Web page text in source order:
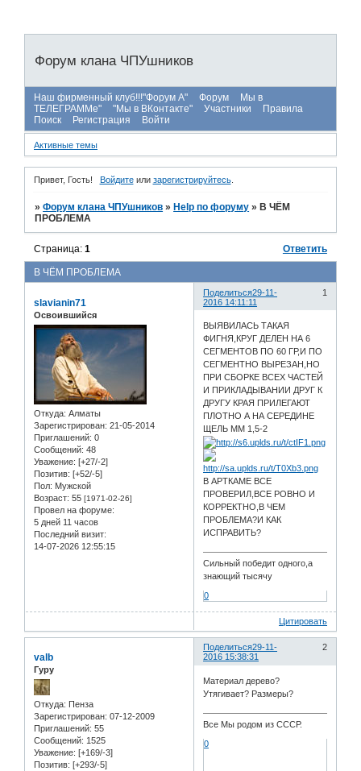
Форум клана ЧПУшников
Наш фирменный клуб!!!"Форум А" Форум
Мы в
ТЕЛЕГРАММе"
"Мы в ВКонтакте" Участники
Правила
Поиск
Регистрация Войти
Активные темы
Привет, Гость! Войдитеили зарегистрируйтесь.
»Форум клана ЧПУшников » Help по форуму » В ЧЁМ
ПРОБЛЕМА
В ЧЁМ ПРОБЛЕМА
Страница:1 Ответить
Поделиться 1
29-11-
2016 14:11:11
slavianin71
Освоившийся
Откуда: Алматы
Зарегистрирован: 21-05-2014
Приглашений: 0
Сообщений: 48
Уважение: [+27/-2]
Позитив: [+52/-5]
Пол: Мужской
Возраст: 55 [1971-02-26]
Провел на форуме:
5 дней 11 часов
Последний визит:
14-07-2026 12:55:15
ВЫЯВИЛАСЬ ТАКАЯ
ФИГНЯ,КРУГ ДЕЛЕН НА 6
СЕГМЕНТОВ ПО 60 ГР,И ПО
СЕГМЕНТНО ВЫРЕЗАН,НО
ПРИ СБОРКЕ ВСЕХ ЧАСТЕЙ
И ПРИКЛАДЫВАНИИ ДРУГ К
ДРУГУ КРАЯ ПРИЛЕГАЮТ
ПЛОТНО А НА СЕРЕДИНЕ
ЩЕЛЬ ММ 1,5-2
В АРТКАМЕ ВСЕ
ПРОВЕРИЛ,ВСЕ РОВНО И
КОРРЕКТНО,В ЧЕМ
ПРОБЛЕМА?И КАК
ИСПРАВИТЬ?
Сильный победит одного,а
знающий тысячу
0
Цитировать
Поделиться 2
29-11-
2016 15:38:31
valb
Гуру
Откуда: Пенза
Зарегистрирован: 07-12-2009
Приглашений: 55
Сообщений: 1525
Уважение: [+169/-3]
Позитив: [+293/-5]
Материал дерево?
Утягивает? Размеры?
Все Мы родом из СССР.
0